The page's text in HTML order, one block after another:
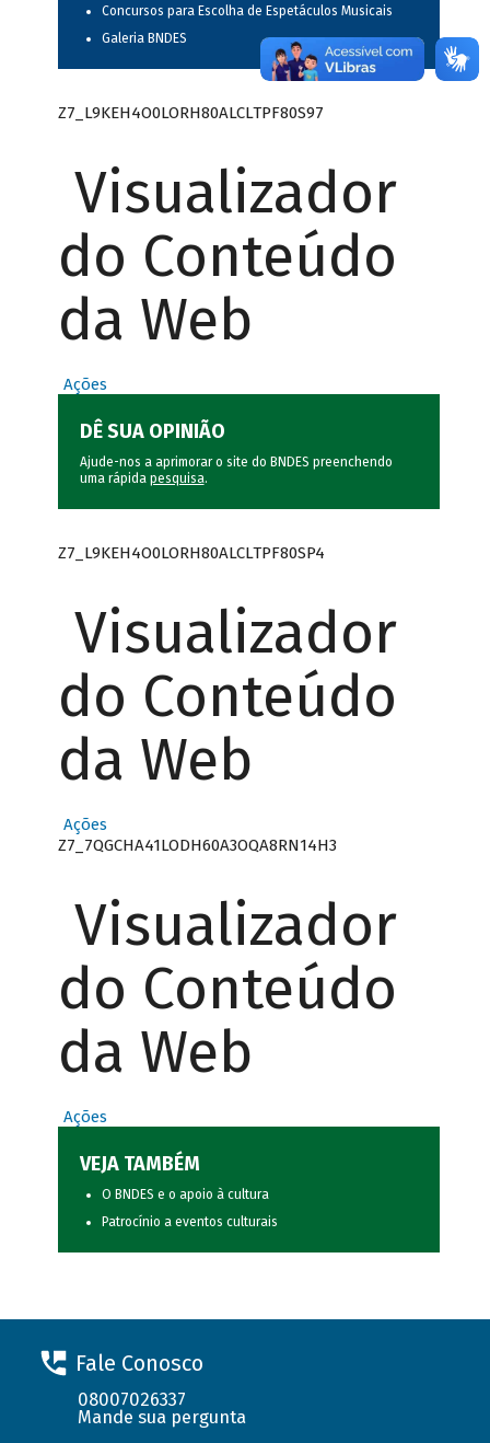
Concursos para Escolha de Espetáculos Musicais
Galeria BNDES
Z7_L9KEH4O0LORH80ALCLTPF80S97
Visualizador
do Conteúdo
da Web
Ações
DÊ SUA OPINIÃO
Ajude-nos a aprimorar o site do BNDES preenchendo
uma rápida pesquisa.
Z7_L9KEH4O0LORH80ALCLTPF80SP4
Visualizador
do Conteúdo
da Web
Ações
Z7_7QGCHA41LODH60A3OQA8RN14H3
Visualizador
do Conteúdo
da Web
Ações
VEJA TAMBÉM
O BNDES e o apoio à cultura
Patrocínio a eventos culturais
Fale Conosco
08007026337
Mande sua pergunta